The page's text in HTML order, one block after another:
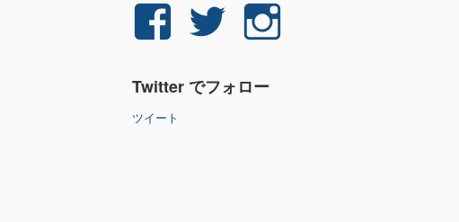
yuichi.fujita.351
ん
yu_1_fjt
ん
Twitter でフォロー
ツイート